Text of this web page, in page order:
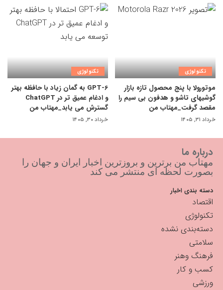
تکنولوژی
موتورولا با پنج محصول تازه بازار
گوشیهای تاشو و هدفون بی سیم را
مقصد گرفت_مهتاب من
خرداد ۳۱, ۱۴۰۵
تکنولوژی
GPT-6 به گمان زیاد با حافظه بهتر
و ادغام عمیق تر در ChatGPT
گسترش می یابد_مهتاب من
خرداد ۳۰, ۱۴۰۵
درباره ما
مهتاب من برترین و بروزترین اخبار ایران و جهان را
بصورت لحظه ای منتشر می کند
دسته بندی اخبار
اقتصاد
تکنولوژی
دسته‌بندی نشده
سلامتی
فرهنگ وهنر
کسب و کار
ورزشی